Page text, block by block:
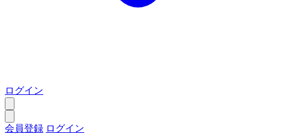
ログイン
会員登録 ログイン